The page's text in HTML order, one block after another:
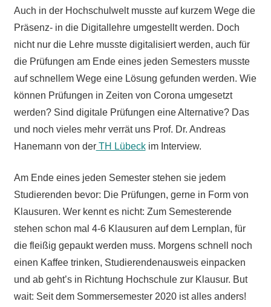
Auch in der Hochschulwelt musste auf kurzem Wege die
Präsenz- in die Digitallehre umgestellt werden. Doch
nicht nur die Lehre musste digitalisiert werden, auch für
die Prüfungen am Ende eines jeden Semesters musste
auf schnellem Wege eine Lösung gefunden werden. Wie
können Prüfungen in Zeiten von Corona umgesetzt
werden? Sind digitale Prüfungen eine Alternative? Das
und noch vieles mehr verrät uns Prof. Dr. Andreas
Hanemann von derTH Lübeckim Interview.
Am Ende eines jeden Semester stehen sie jedem
Studierenden bevor: Die Prüfungen, gerne in Form von
Klausuren. Wer kennt es nicht: Zum Semesterende
stehen schon mal 4-6 Klausuren auf dem Lernplan, für
die fleißig gepaukt werden muss. Morgens schnell noch
einen Kaffee trinken, Studierendenausweis einpacken
und ab geht’s in Richtung Hochschule zur Klausur. But
wait: Seit dem Sommersemester 2020 ist alles anders!